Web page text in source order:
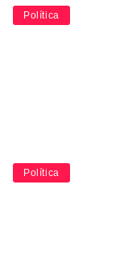
Política
Política